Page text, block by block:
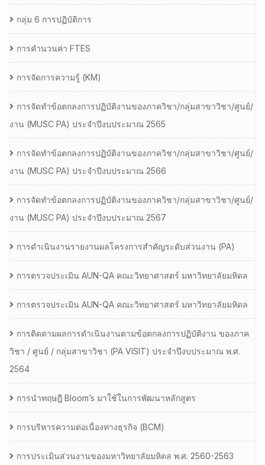
กลุ่ม 6 การปฏิบัติการ
การคำนวนค่า FTES
การจัดการความรู้ (KM)
การจัดทำข้อตกลงการปฏิบัติงานของภาควิชา/กลุ่มสาขาวิชา/ศูนย์/
งาน (MUSC PA) ประจำปีงบประมาณ 2565
การจัดทำข้อตกลงการปฏิบัติงานของภาควิชา/กลุ่มสาขาวิชา/ศูนย์/
งาน (MUSC PA) ประจำปีงบประมาณ 2566
การจัดทำข้อตกลงการปฏิบัติงานของภาควิชา/กลุ่มสาขาวิชา/ศูนย์/
งาน (MUSC PA) ประจำปีงบประมาณ 2567
การดำเนินงานรายงานผลโครงการสำคัญระดับส่วนงาน (PA)
การตรวจประเมิน AUN-QA คณะวิทยาศาสตร์ มหาวิทยาลัยมหิดล
การตรวจประเมิน AUN-QA คณะวิทยาศาสตร์ มหาวิทยาลัยมหิดล
การติดตามผลการดำเนินงานตามข้อตกลงการปฏิบัติงาน ของภาค
วิชา / ศูนย์ / กลุ่มสาขาวิชา (PA VISIT) ประจำปีงบประมาณ พ.ศ.​
2564
การนำทฤษฎี Bloom’s มาใช้ในการพัฒนาหลักสูตร
การบริหารความต่อเนื่องทางธุรกิจ (BCM)
การประเมินส่วนงานของมหาวิทยาลัยมหิดล พ.ศ. 2560-2563